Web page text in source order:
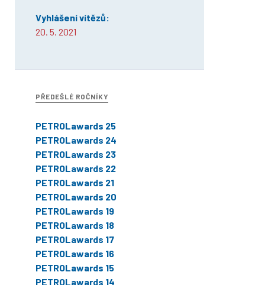
Vyhlášení vítězů:
20. 5. 2021
PŘEDEŠLÉ ROČNÍKY
PETROLawards 25
PETROLawards 24
PETROLawards 23
PETROLawards 22
PETROLawards 21
PETROLawards 20
PETROLawards 19
PETROLawards 18
PETROLawards 17
PETROLawards 16
PETROLawards 15
PETROLawards 14